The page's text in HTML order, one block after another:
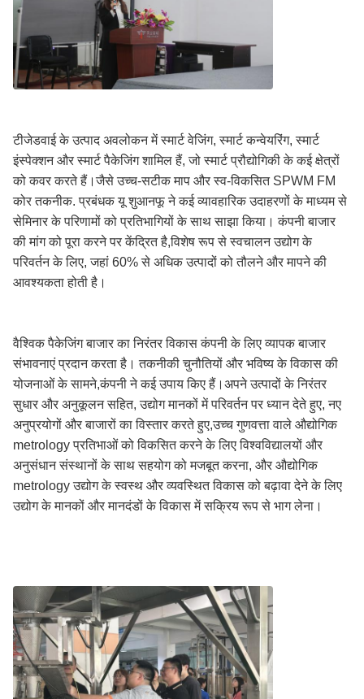
टीजेडवाई के उत्पाद अवलोकन में स्मार्ट वेजिंग, स्मार्ट कन्वेयरिंग, स्मार्ट
इंस्पेक्शन और स्मार्ट पैकेजिंग शामिल हैं, जो स्मार्ट प्रौद्योगिकी के कई क्षेत्रों
को कवर करते हैं।जैसे उच्च-सटीक माप और स्व-विकसित SPWM FM
कोर तकनीक. प्रबंधक यू शुआनफू ने कई व्यावहारिक उदाहरणों के माध्यम से
सेमिनार के परिणामों को प्रतिभागियों के साथ साझा किया। कंपनी बाजार
की मांग को पूरा करने पर केंद्रित है,विशेष रूप से स्वचालन उद्योग के
परिवर्तन के लिए, जहां 60% से अधिक उत्पादों को तौलने और मापने की
आवश्यकता होती है।
वैश्विक पैकेजिंग बाजार का निरंतर विकास कंपनी के लिए व्यापक बाजार
संभावनाएं प्रदान करता है। तकनीकी चुनौतियों और भविष्य के विकास की
योजनाओं के सामने,कंपनी ने कई उपाय किए हैं।अपने उत्पादों के निरंतर
सुधार और अनुकूलन सहित, उद्योग मानकों में परिवर्तन पर ध्यान देते हुए, नए
अनुप्रयोगों और बाजारों का विस्तार करते हुए,उच्च गुणवत्ता वाले औद्योगिक
metrology प्रतिभाओं को विकसित करने के लिए विश्वविद्यालयों और
अनुसंधान संस्थानों के साथ सहयोग को मजबूत करना, और औद्योगिक
metrology उद्योग के स्वस्थ और व्यवस्थित विकास को बढ़ावा देने के लिए
उद्योग के मानकों और मानदंडों के विकास में सक्रिय रूप से भाग लेना।